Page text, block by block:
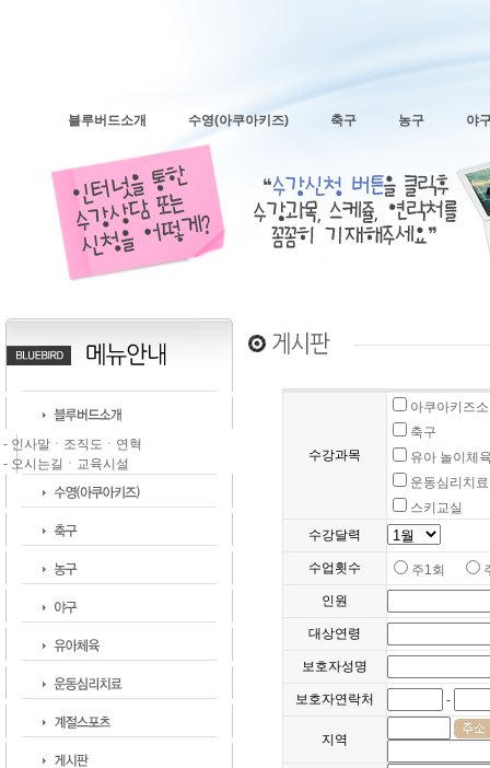
블루버드소개 수영(아쿠아키즈) 축구 농구 야
- 인사말ㆍ조직도ㆍ연혁
- 오시는길ㆍ교육시설
수강과목
아쿠아키즈
축구
유아 놀이체
운동심리치료
스키교실
수강달력
수업횟수 주1회
인원
대상연령
보호자성명
보호자연락처 -
지역